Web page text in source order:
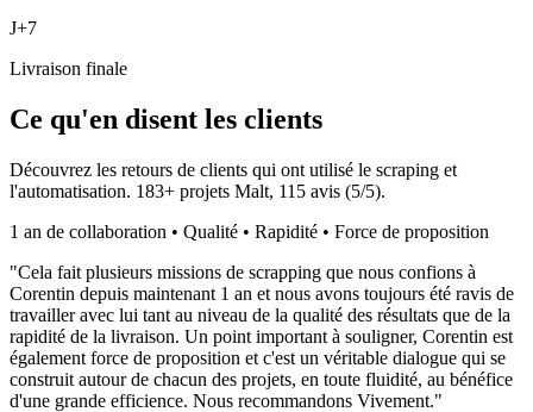
J+7
Livraison finale
Ce qu'en disent les clients
Découvrez les retours de clients qui ont utilisé le scraping et
l'automatisation. 183+ projets Malt, 115 avis (5/5).
1 an de collaboration • Qualité • Rapidité • Force de proposition
"Cela fait plusieurs missions de scrapping que nous confions à
Corentin depuis maintenant 1 an et nous avons toujours été ravis de
travailler avec lui tant au niveau de la qualité des résultats que de la
rapidité de la livraison. Un point important à souligner, Corentin est
également force de proposition et c'est un véritable dialogue qui se
construit autour de chacun des projets, en toute fluidité, au bénéfice
d'une grande efficience. Nous recommandons Vivement."